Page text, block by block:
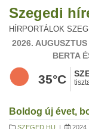
Szegedi
HÍRPORTÁLOK
2026.
BERTA
35°C
Boldog új évet,
SZEGED.HU |